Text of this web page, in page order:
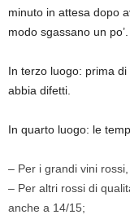
minuto in attesa dopo
modo sgassano un po’.
In terzo luogo: prima
abbia difetti.
In quarto luogo: le
– Per i grandi vini
– Per altri rossi di
anche a 14/15;